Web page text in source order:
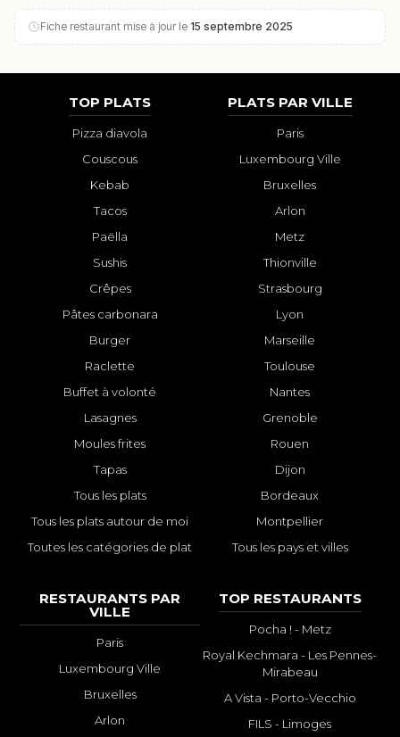
Fiche restaurant mise à jour le 15 septembre 2025
TOP PLATS
Pizza diavola
Couscous
Kebab
Tacos
Paëlla
Sushis
Crêpes
Pâtes carbonara
Burger
Raclette
Buffet à volonté
Lasagnes
Moules frites
Tapas
Tous les plats
Tous les plats autour de moi
Toutes les catégories de plat
PLATS PAR VILLE
Paris
Luxembourg Ville
Bruxelles
Arlon
Metz
Thionville
Strasbourg
Lyon
Marseille
Toulouse
Nantes
Grenoble
Rouen
Dijon
Bordeaux
Montpellier
Tous les pays et villes
RESTAURANTS PAR
VILLE
Paris
Luxembourg Ville
Bruxelles
Arlon
TOP RESTAURANTS
Pocha ! - Metz
Royal Kechmara - Les Pennes-
Mirabeau
A Vista - Porto-Vecchio
FILS - Limoges